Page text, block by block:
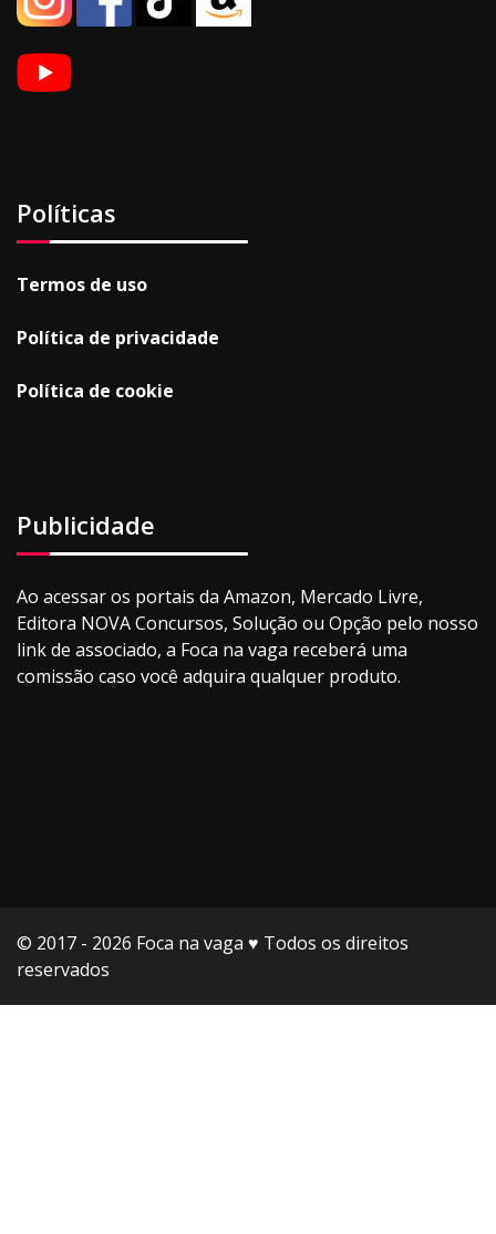
Políticas
Termos de uso
Política de privacidade
Política de cookie
Publicidade
Ao acessar os portais da Amazon, Mercado Livre,
Editora NOVA Concursos, Solução ou Opção pelo nosso
link de associado, a Foca na vaga receberá uma
comissão caso você adquira qualquer produto.
© 2017 - 2026 Foca na vaga ♥️ Todos os direitos
reservados